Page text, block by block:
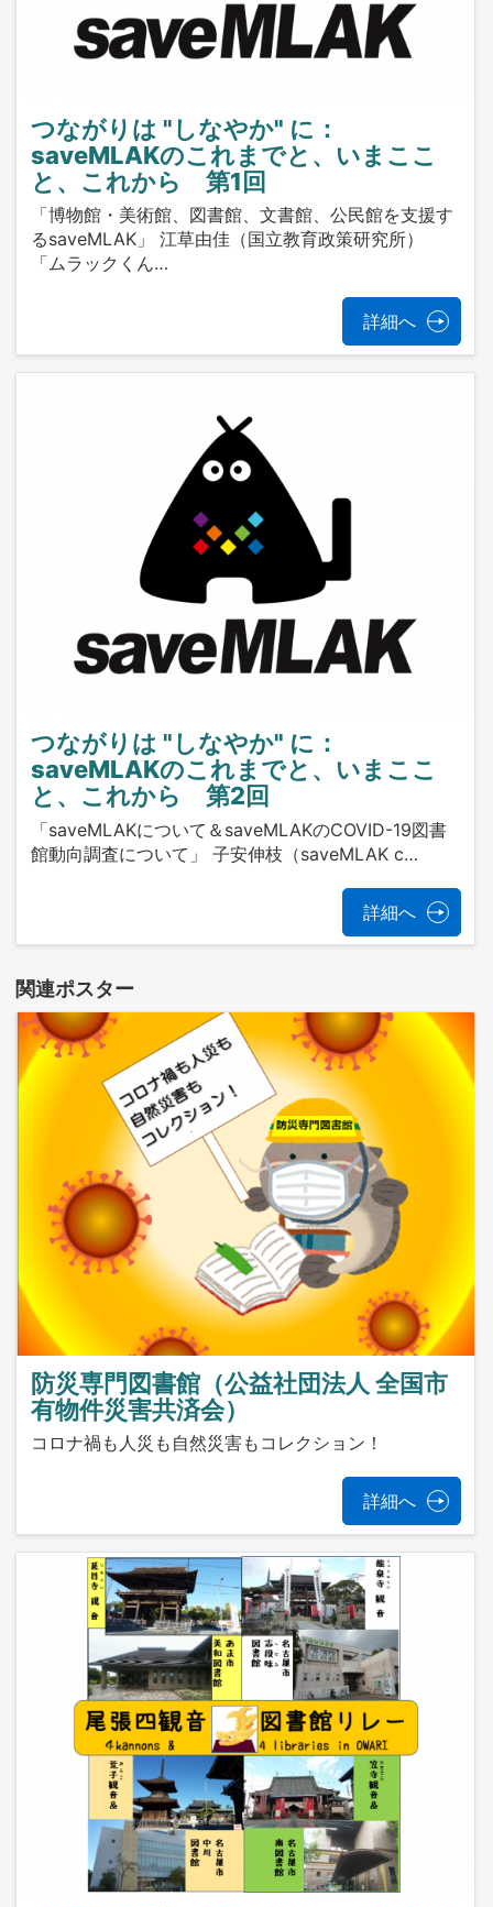
つながりは "しなやか" に：
saveMLAKのこれまでと、いまここ
と、これから 第1回
「博物館・美術館、図書館、文書館、公民館を支援す
るsaveMLAK」 江草由佳（国立教育政策研究所）
「ムラックくん…
詳細へ
つながりは "しなやか" に：
saveMLAKのこれまでと、いまここ
と、これから 第2回
「saveMLAKについて＆saveMLAKのCOVID-19図書
館動向調査について」 子安伸枝（saveMLAK c…
詳細へ
関連ポスター
防災専門図書館（公益社団法人 全国市
有物件災害共済会）
コロナ禍も人災も自然災害もコレクション！
詳細へ